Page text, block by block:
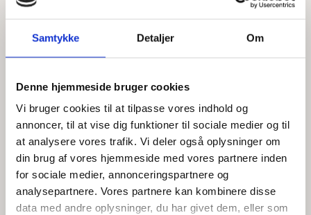
Samtykke Detaljer Om
Denne hjemmeside bruger cookies
Vi bruger cookies til at tilpasse vores indhold og
annoncer, til at vise dig funktioner til sociale medier og til
at analysere vores trafik. Vi deler også oplysninger om
din brug af vores hjemmeside med vores partnere inden
for sociale medier, annonceringspartnere og
analysepartnere. Vores partnere kan kombinere disse
data med andre oplysninger, du har givet dem, eller som
Efternavn
Jeg accepterer behandlingen af mine personoplysninger i
henhold tilprivatlivspolitikken